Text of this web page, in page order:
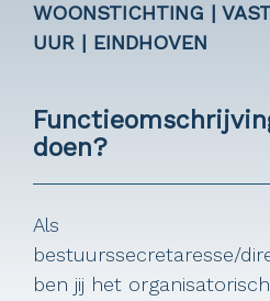
WOONSTICHTING |
UUR | EINDHOVEN
doen?
Als
bestuurssecretaresse/
ben jij het